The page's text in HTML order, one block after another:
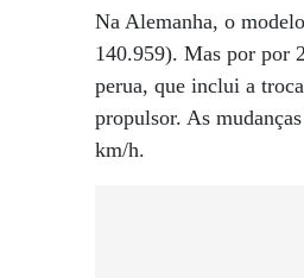
Na Alemanha, o
140.959). Mas por por
perua, que inclui a
propulsor. As
km/h.